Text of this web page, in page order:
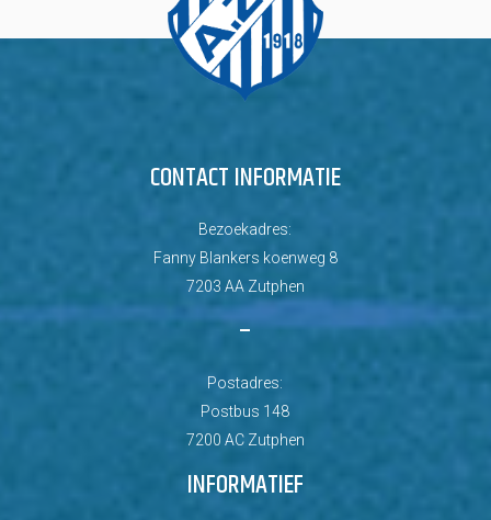
CONTACT INFORMATIE
Bezoekadres:
Fanny Blankers koenweg 8
7203 AA Zutphen
–
Postadres:
Postbus 148
7200 AC Zutphen
INFORMATIEF